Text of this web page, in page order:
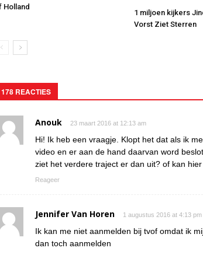
Holland
1 miljoen kijkers
Vorst Ziet Sterren
178 REACTIES
Anouk 23 maart 2016 at 12:13 am
Hi! Ik heb een vraagje. Klopt het dat als ik
video en er aan de hand daarvan word
ziet het verdere traject er dan uit? of kan
Reageer
Jennifer Van Horen 1 augustus 2016 at 4:13 pm
Ik kan me niet aanmelden bij tvof omdat ik
dan toch aanmelden